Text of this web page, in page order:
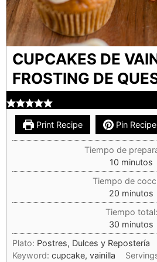
CUPCAKES DE
FROSTING DE
Print Recipe Pin Recipe
Tiempo de
10 minutos
Tiempo de
20 minutos
Tiempo total:
30 minutos
Plato: Postres, Dulces y Repostería
Keyword: cupcake, vainilla